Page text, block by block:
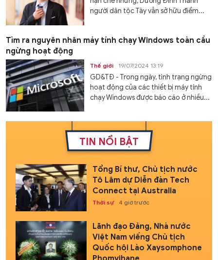
người dân tộc Tày vẫn sở hữu điểm...
Tìm ra nguyên nhân máy tính chạy Windows toàn cầu
ngừng hoạt động
Thế giới 19/07/2024 13:19
GD&TĐ - Trong ngày, tình trạng ngừng
hoạt động của các thiết bị máy tính
chạy Windows được báo cáo ở nhiều...
TIN NỔI BẬT
Tổng Bí thư, Chủ tịch nước
Tô Lâm dự Diễn đàn Tech
Connect tại Australia
Thời sự 4 giờ trước
Lãnh đạo Đảng, Nhà nước
Việt Nam viếng Chủ tịch
Quốc hội Lào Xaysomphone